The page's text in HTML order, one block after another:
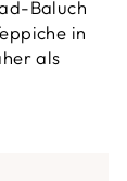
Baluch
in
als